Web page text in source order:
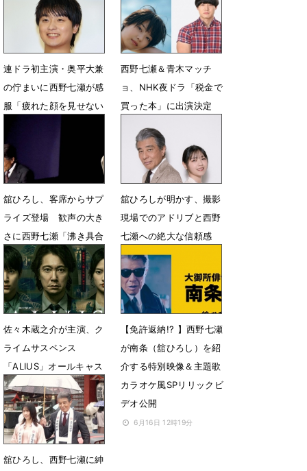
7月25日 12時00分
連ドラ初主演・奥平大兼
の佇まいに西野七瀬が感
服「疲れた顔を見せない
西野七瀬＆青木マッチ
ョ、NHK夜ドラ「税金で
買った本」に出演決定
舘ひろし、客席からサプ
ライズ登場 歓声の大き
さに西野七瀬「沸き具合
が凄すぎた」
6月20日 15時50分
舘ひろしが明かす、撮影
現場でのアドリブと西野
七瀬への絶大な信頼感
6月19日 07時00分
佐々木蔵之介が主演、ク
ライムサスペンス
「ALIUS」オールキャス
ト解禁＆キービジュア
ル・本予告公開
6月17日 17時30分
【免許返納!? 】西野七瀬
が南条（舘ひろし）を紹
介する特別映像＆主題歌
カラオケ風SPリリックビ
デオ公開
6月16日 12時19分
舘ひろし、西野七瀬に紳